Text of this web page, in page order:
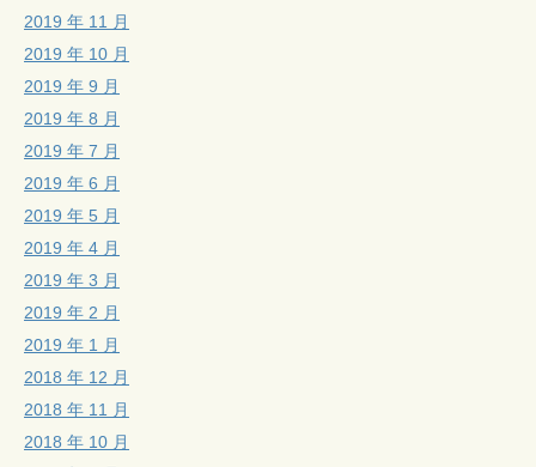
2019 年 11 月
2019 年 10 月
2019 年 9 月
2019 年 8 月
2019 年 7 月
2019 年 6 月
2019 年 5 月
2019 年 4 月
2019 年 3 月
2019 年 2 月
2019 年 1 月
2018 年 12 月
2018 年 11 月
2018 年 10 月